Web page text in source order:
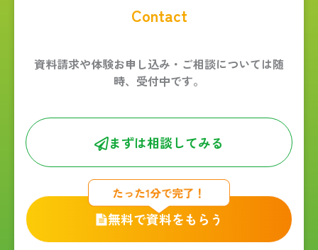
Contact
資料請求や体験お申し込み・ご相談については随
時、受付中です。
まずは相談してみる
無料で資料をもらう